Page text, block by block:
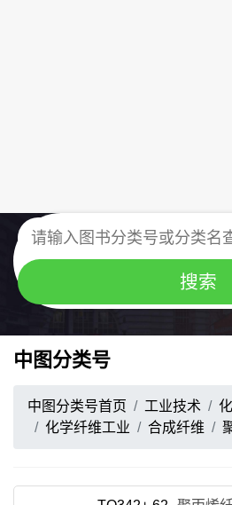
中图分类号
中图分类号首页 工业技术
化学纤维工业
合成纤维